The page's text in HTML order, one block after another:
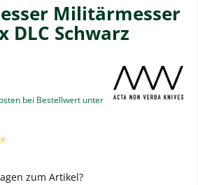
Militärmesser
DLC Schwarz
bei Bestellwert unter
zum Artikel?